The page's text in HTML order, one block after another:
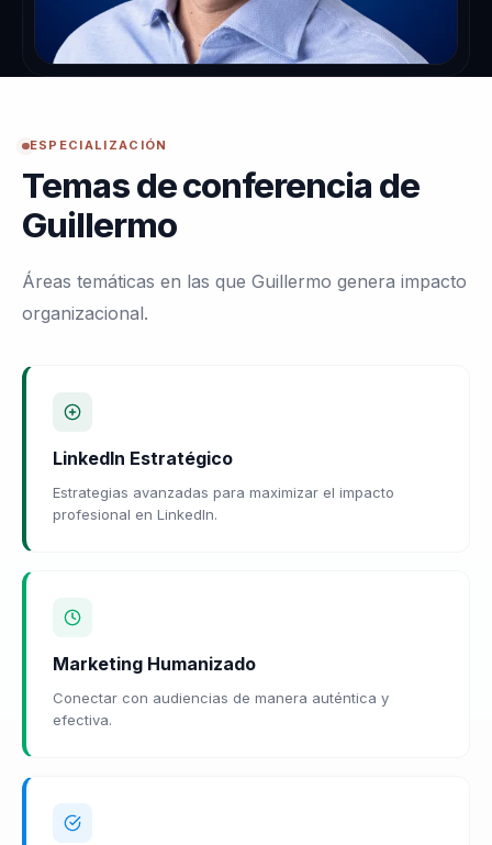
ESPECIALIZACIÓN
Temas de conferencia de
Guillermo
Áreas temáticas en las que Guillermo genera impacto
organizacional.
LinkedIn Estratégico
Estrategias avanzadas para maximizar el impacto
profesional en LinkedIn.
Marketing Humanizado
Conectar con audiencias de manera auténtica y
efectiva.